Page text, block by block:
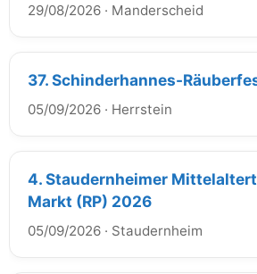
29/08/2026 · Manderscheid
37. Schinderhannes-
05/09/2026 · Herrstein
4. Staudernheimer
Markt (RP) 2026
05/09/2026 · Staudernheim